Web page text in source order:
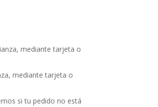
mediante tarjeta o